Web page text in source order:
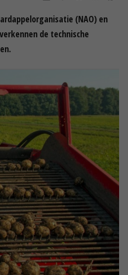
(NAO) en
de technische